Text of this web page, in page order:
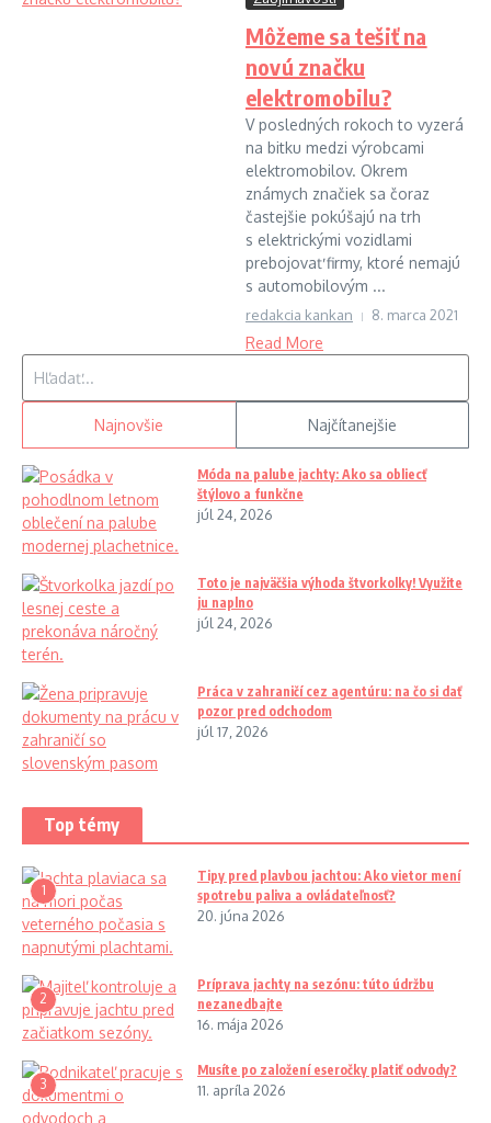
Môžeme sa tešiť na
novú značku
elektromobilu?
V posledných rokoch to vyzerá
na bitku medzi výrobcami
elektromobilov. Okrem
známych značiek sa čoraz
častejšie pokúšajú na trh
s elektrickými vozidlami
prebojovať firmy, ktoré nemajú
s automobilovým ...
redakcia kankan 8. marca 2021
Read More
Najnovšie Najčítanejšie
Móda na palube jachty: Ako sa obliecť
štýlovo a funkčne
júl 24, 2026
Toto je najväčšia výhoda štvorkolky! Využite
ju naplno
júl 24, 2026
Práca v zahraničí cez agentúru: na čo si dať
pozor pred odchodom
júl 17, 2026
Top témy
1
Tipy pred plavbou jachtou: Ako vietor mení
spotrebu paliva a ovládateľnosť?
20. júna 2026
2
Príprava jachty na sezónu: túto údržbu
nezanedbajte
16. mája 2026
3
Musíte po založení eseročky platiť odvody?
11. apríla 2026